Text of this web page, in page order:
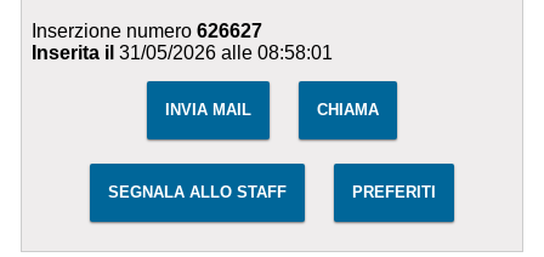
Inserzione numero626627
Inserita il 31/05/2026 alle 08:58:01
INVIA MAIL CHIAMA
SEGNALA ALLO STAFF PREFERITI